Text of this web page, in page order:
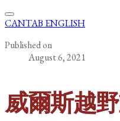
CANTAB ENGLISH
Published on
August 6, 2021
威爾斯越